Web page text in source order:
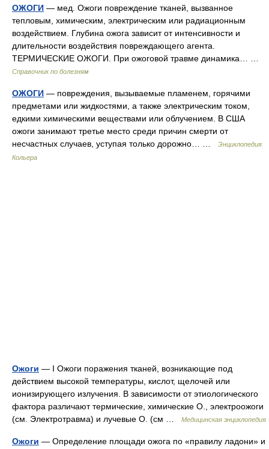
ОЖОГИ — мед. Ожоги повреждение тканей, вызванное
тепловым, химическим, электрическим или радиационным
воздействием. Глубина ожога зависит от интенсивности и
длительности воздействия повреждающего агента.
ТЕРМИЧЕСКИЕ ОЖОГИ. При ожоговой травме динамика… …
Справочник по болезням
ОЖОГИ — повреждения, вызываемые пламенем, горячими
предметами или жидкостями, а также электрическим током,
едкими химическими веществами или облучением. В США
ожоги занимают третье место среди причин смерти от
несчастных случаев, уступая только дорожно… …
Энциклопедия
Кольера
Ожоги — I Ожоги поражения тканей, возникающие под
действием высокой температуры, кислот, щелочей или
ионизирующего излучения. В зависимости от этиологического
фактора различают термические, химические О., электроожоги
(см. Электротравма) и лучевые О. (см …
Медицинская энциклопедия
Ожоги — Определение площади ожога по «правилу ладони» и